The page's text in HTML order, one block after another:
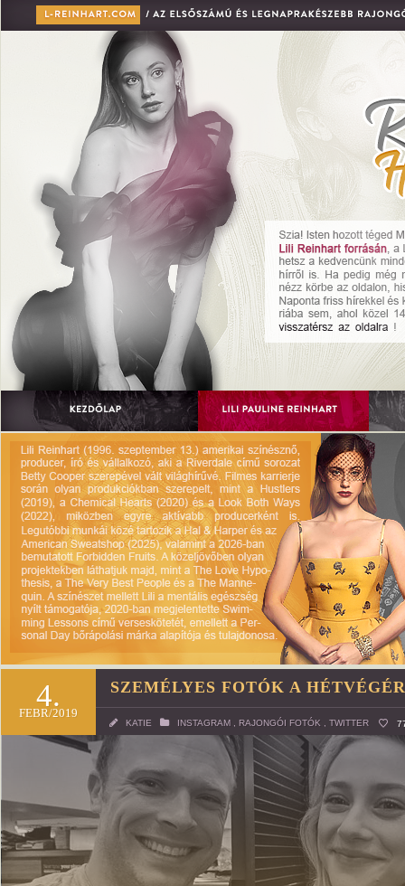
4.
FEBR/2019
SZEMÉLYES FOTÓK A
KATIE INSTAGRAM RAJONGÓI FOTÓK TWITTER